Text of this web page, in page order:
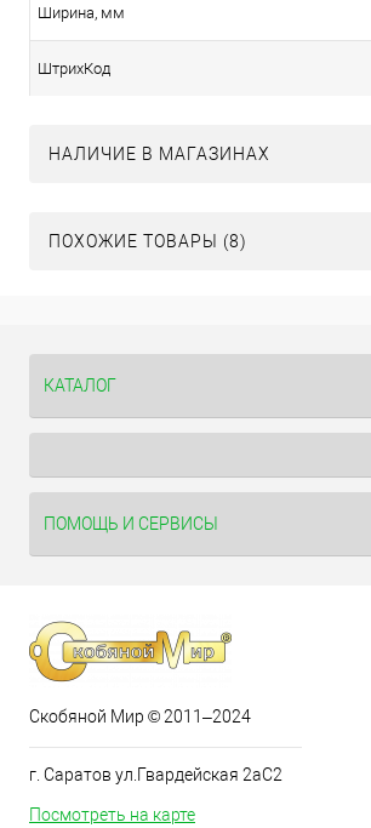
Ширина, мм
ШтрихКод
НАЛИЧИЕ В МАГАЗИНАХ
ПОХОЖИЕ ТОВАРЫ (8)
КАТАЛОГ
ПОМОЩЬ И СЕРВИСЫ
Скобяной Мир © 2011–2024
г. Саратов ул.Гвардейская 2аС2
Посмотреть на карте